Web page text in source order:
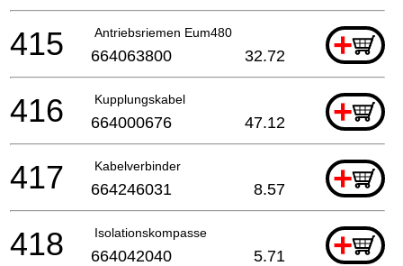
Antriebsriemen Eum480 +
415 664063800 32.72
Kupplungskabel +
416 664000676 47.12
Kabelverbinder +
417 664246031 8.57
Isolationskompasse +
418 664042040 5.71